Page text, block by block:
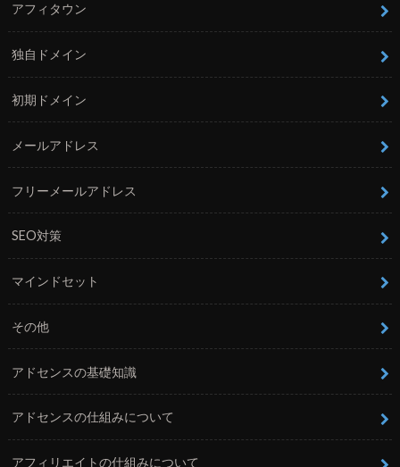
アフィタウン
独自ドメイン
初期ドメイン
メールアドレス
フリーメールアドレス
SEO対策
マインドセット
その他
アドセンスの基礎知識
アドセンスの仕組みについて
アフィリエイトの仕組みについて